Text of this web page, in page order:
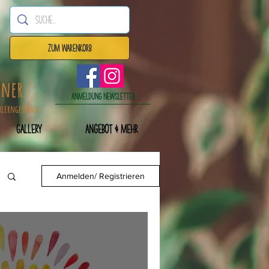
Anmeldung Newsletter
Zum Warenkorb
Gallery Angebot & mehr
Anmelden/ Registrieren